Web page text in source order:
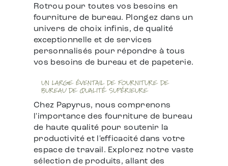
Rotrou pour toutes vos besoins en
fourniture de bureau. Plongez dans un
univers de choix infinis, de qualité
exceptionnelle et de services
personnalisés pour répondre à tous
vos besoins de bureau et de papeterie.
UN LARGE ÉVENTAIL DE FOURNITURE DE
BUREAU DE QUALITÉ SUPÉRIEURE
Chez Papyrus, nous comprenons
l'importance des fourniture de bureau
de haute qualité pour soutenir la
productivité et l'efficacité dans votre
espace de travail. Explorez notre vaste
sélection de produits, allant des